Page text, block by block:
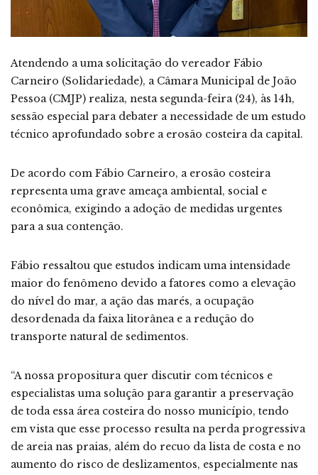
Atendendo a uma solicitação do vereador Fábio
Carneiro (Solidariedade), a Câmara Municipal de João
Pessoa (CMJP) realiza, nesta segunda-feira (24), às 14h,
sessão especial para debater a necessidade de um estudo
técnico aprofundado sobre a erosão costeira da capital.
De acordo com Fábio Carneiro, a erosão costeira
representa uma grave ameaça ambiental, social e
econômica, exigindo a adoção de medidas urgentes
para a sua contenção.
Fábio ressaltou que estudos indicam uma intensidade
maior do fenômeno devido a fatores como a elevação
do nível do mar, a ação das marés, a ocupação
desordenada da faixa litorânea e a redução do
transporte natural de sedimentos.
“A nossa propositura quer discutir com técnicos e
especialistas uma solução para garantir a preservação
de toda essa área costeira do nosso município, tendo
em vista que esse processo resulta na perda progressiva
de areia nas praias, além do recuo da lista de costa e no
aumento do risco de deslizamentos, especialmente nas